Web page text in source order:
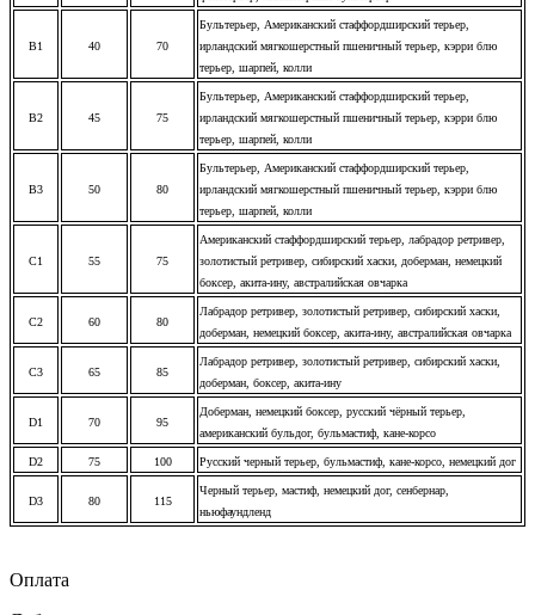
B1 40 70
Бультерьер, Американский стаффордширский терьер,
ирландский мягкошерстный пшеничный терьер, кэрри блю
терьер, шарпей, колли
B2 45 75
Бультерьер, Американский стаффордширский терьер,
ирландский мягкошерстный пшеничный терьер, кэрри блю
терьер, шарпей, колли
B3 50 80
Бультерьер, Американский стаффордширский терьер,
ирландский мягкошерстный пшеничный терьер, кэрри блю
терьер, шарпей, колли
C1 55 75
Американский стаффордширский терьер, лабрадор ретривер,
золотистый ретривер, сибирский хаски, доберман, немецкий
боксер, акита-ину, австралийская овчарка
C2 60 80
Лабрадор ретривер, золотистый ретривер, сибирский хаски,
доберман, немецкий боксер, акита-ину, австралийская овчарка
C3 65 85
Лабрадор ретривер, золотистый ретривер, сибирский хаски,
доберман, боксер, акита-ину
D1 70 95
Доберман, немецкий боксер, русский чёрный терьер,
американский бульдог, бульмастиф, кане-корсо
D2 75 100 Русский черный терьер, бульмастиф, кане-корсо, немецкий дог
D3 80 115
Черный терьер, мастиф, немецкий дог, сенбернар,
ньюфаундленд
Оплата